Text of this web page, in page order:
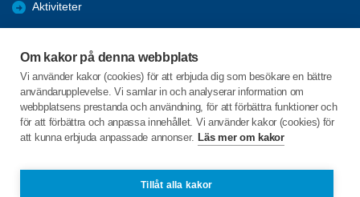
Om kakor på denna webbplats
Vi använder kakor (cookies) för att erbjuda dig som besökare en bättre
användarupplevelse. Vi samlar in och analyserar information om
webbplatsens prestanda och användning, för att förbättra funktioner och
för att förbättra och anpassa innehållet. Vi använder kakor (cookies) för
att kunna erbjuda anpassade annonser. Läs mer om kakor
Tillåt alla kakor
Aktiviteter
ANSLAGSTAVLAN
Arkiv 2022-2025
C/o:Anita Lindberg